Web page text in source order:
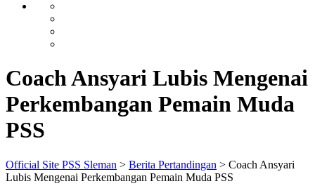
Coach Ansyari Lubis Mengenai
Perkembangan Pemain Muda
PSS
Official Site PSS Sleman > Berita Pertandingan > Coach Ansyari
Lubis Mengenai Perkembangan Pemain Muda PSS